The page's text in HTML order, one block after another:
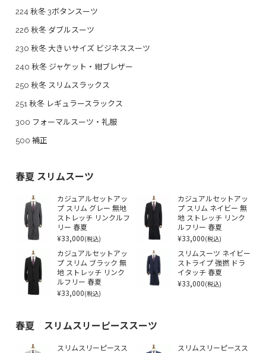
224 秋冬 3ボタンスーツ
226 秋冬 ダブルスーツ
230 秋冬 大きいサイズ ビジネススーツ
240 秋冬 ジャケット・紺ブレザー
250 秋冬 スリムスラックス
251 秋冬 レギュラースラックス
300 フォーマルスーツ・礼服
500 補正
春夏 スリムスーツ
カジュアルセットアッ
プ スリム グレー 無地
ストレッチ リンクルフ
リー 春夏
¥33,000(税込)
カジュアルセットアッ
プ スリム ネイビー 無
地 ストレッチ リンク
ルフリー 春夏
¥33,000(税込)
カジュアルセットアッ
プ スリム ブラック 無
地 ストレッチ リンク
ルフリー 春夏
¥33,000(税込)
スリムスーツ ネイビー
ストライプ 強撚 ドラ
イタッチ 春夏
¥33,000(税込)
春夏 スリムスリーピーススーツ
スリムスリーピースス
スリムスリーピースス